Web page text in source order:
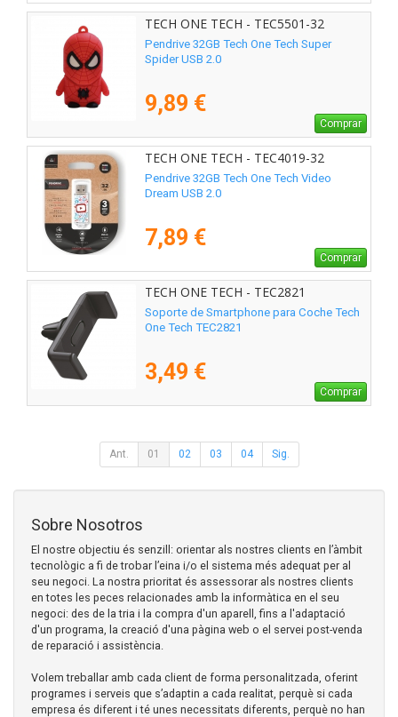
TECH ONE TECH - TEC5501-32
Pendrive 32GB Tech One Tech Super
Spider USB 2.0
9,89 €
Comprar
TECH ONE TECH - TEC4019-32
Pendrive 32GB Tech One Tech Video
Dream USB 2.0
7,89 €
Comprar
TECH ONE TECH - TEC2821
Soporte de Smartphone para Coche Tech
One Tech TEC2821
3,49 €
Comprar
Ant. 01 02 03 04 Sig.
Sobre Nosotros
El nostre objectiu és senzill: orientar als nostres clients en l’àmbit
tecnològic a fi de trobar l’eina i/o el sistema més adequat per al
seu negoci. La nostra prioritat és assessorar als nostres clients
en totes les peces relacionades amb la informàtica en el seu
negoci: des de la tria i la compra d'un aparell, fins a l'adaptació
d'un programa, la creació d'una pàgina web o el servei post-venda
de reparació i assistència.
Volem treballar amb cada client de forma personalitzada, oferint
programes i serveis que s’adaptin a cada realitat, perquè si cada
empresa és diferent i té unes necessitats diferents, perquè no han